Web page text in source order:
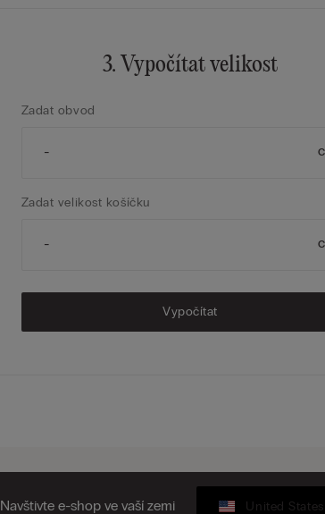
3. Vypočítat velikost
Zadat obvod
Zadat velikost košíčku
Vypočítat
Navštivte e-shop ve vaší zemi United States